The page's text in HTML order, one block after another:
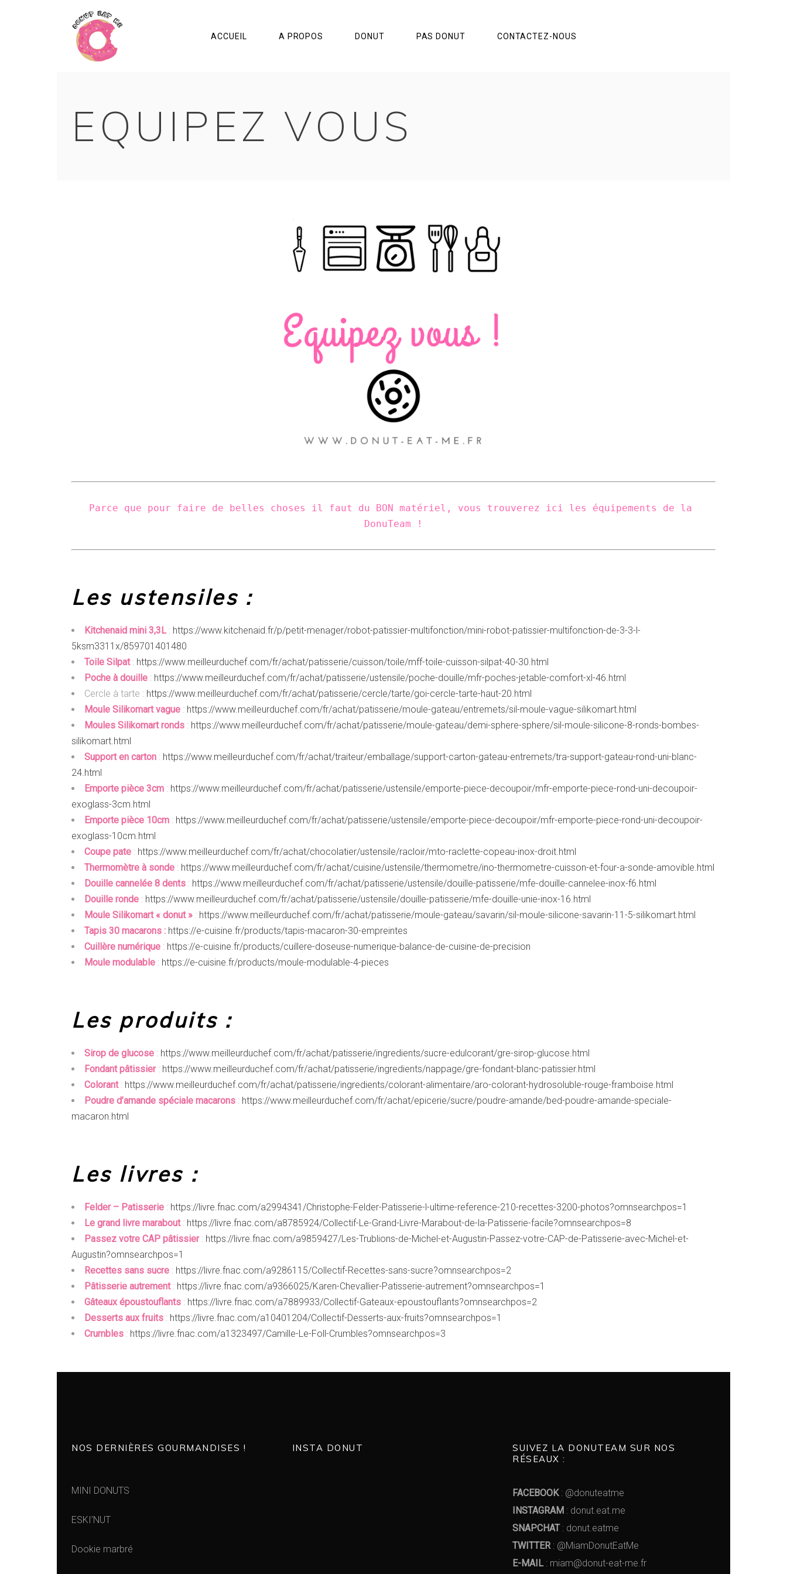
ACCUEIL A PROPOS DONUT PAS DONUT CONTACTEZ-NOUS
EQUIPEZ VOUS
Parce que pour faire de belles choses il faut du BON matériel, vous trouverez ici les équipements de la
DonuTeam !
Les ustensiles :
Kitchenaid mini 3,3L : https://www.kitchenaid.fr/p/petit-menager/robot-patissier-multifonction/mini-robot-patissier-multifonction-de-3-3-l-
5ksm3311x/859701401480
Toile Silpat: https://www.meilleurduchef.com/fr/achat/patisserie/cuisson/toile/mff-toile-cuisson-silpat-40-30.html
Poche à douille : https://www.meilleurduchef.com/fr/achat/patisserie/ustensile/poche-douille/mfr-poches-jetable-comfort-xl-46.html
Cercle à tarte : https://www.meilleurduchef.com/fr/achat/patisserie/cercle/tarte/goi-cercle-tarte-haut-20.html
Moule Silikomart vague : https://www.meilleurduchef.com/fr/achat/patisserie/moule-gateau/entremets/sil-moule-vague-silikomart.html
Moules Silikomart ronds : https://www.meilleurduchef.com/fr/achat/patisserie/moule-gateau/demi-sphere-sphere/sil-moule-silicone-8-ronds-bombes-
silikomart.html
Support en carton : https://www.meilleurduchef.com/fr/achat/traiteur/emballage/support-carton-gateau-entremets/tra-support-gateau-rond-uni-blanc-
24.html
Emporte pièce 3cm : https://www.meilleurduchef.com/fr/achat/patisserie/ustensile/emporte-piece-decoupoir/mfr-emporte-piece-rond-uni-decoupoir-
exoglass-3cm.html
Emporte pièce 10cm : https://www.meilleurduchef.com/fr/achat/patisserie/ustensile/emporte-piece-decoupoir/mfr-emporte-piece-rond-uni-decoupoir-
exoglass-10cm.html
Coupe pate : https://www.meilleurduchef.com/fr/achat/chocolatier/ustensile/racloir/mto-raclette-copeau-inox-droit.html
Thermomètre à sonde : https://www.meilleurduchef.com/fr/achat/cuisine/ustensile/thermometre/ino-thermometre-cuisson-et-four-a-sonde-amovible.html
Douille cannelée 8 dents : https://www.meilleurduchef.com/fr/achat/patisserie/ustensile/douille-patisserie/mfe-douille-cannelee-inox-f6.html
Douille ronde : https://www.meilleurduchef.com/fr/achat/patisserie/ustensile/douille-patisserie/mfe-douille-unie-inox-16.html
Moule Silikomart « donut » : https://www.meilleurduchef.com/fr/achat/patisserie/moule-gateau/savarin/sil-moule-silicone-savarin-11-5-silikomart.html
Tapis 30 macarons : https://e-cuisine.fr/products/tapis-macaron-30-empreintes
Cuillère numérique : https://e-cuisine.fr/products/cuillere-doseuse-numerique-balance-de-cuisine-de-precision
Moule modulable : https://e-cuisine.fr/products/moule-modulable-4-pieces
Les produits :
Sirop de glucose : https://www.meilleurduchef.com/fr/achat/patisserie/ingredients/sucre-edulcorant/gre-sirop-glucose.html
Fondantpâtissier : https://www.meilleurduchef.com/fr/achat/patisserie/ingredients/nappage/gre-fondant-blanc-patissier.html
Colorant : https://www.meilleurduchef.com/fr/achat/patisserie/ingredients/colorant-alimentaire/aro-colorant-hydrosoluble-rouge-framboise.html
Poudre d’amande spéciale macarons : https://www.meilleurduchef.com/fr/achat/epicerie/sucre/poudre-amande/bed-poudre-amande-speciale-
macaron.html
Les livres :
Felder – Patisserie : https://livre.fnac.com/a2994341/Christophe-Felder-Patisserie-l-ultime-reference-210-recettes-3200-photos?omnsearchpos=1
Le grand livre marabout: https://livre.fnac.com/a8785924/Collectif-Le-Grand-Livre-Marabout-de-la-Patisserie-facile?omnsearchpos=8
Passez votre CAP pâtissier : https://livre.fnac.com/a9859427/Les-Trublions-de-Michel-et-Augustin-Passez-votre-CAP-de-Patisserie-avec-Michel-et-
Augustin?omnsearchpos=1
Recettes sans sucre : https://livre.fnac.com/a9286115/Collectif-Recettes-sans-sucre?omnsearchpos=2
Pâtisserie autrement: https://livre.fnac.com/a9366025/Karen-Chevallier-Patisserie-autrement?omnsearchpos=1
Gâteaux époustouflants : https://livre.fnac.com/a7889933/Collectif-Gateaux-epoustouflants?omnsearchpos=2
Desserts aux fruits : https://livre.fnac.com/a10401204/Collectif-Desserts-aux-fruits?omnsearchpos=1
Crumbles : https://livre.fnac.com/a1323497/Camille-Le-Foll-Crumbles?omnsearchpos=3
NOS DERNIÈRES GOURMANDISES !
MINI DONUTS
ESKI’NUT
Dookie marbré
INSTA DONUT
SUIVEZ LA DONUTEAM SUR NOS
RÉSEAUX :
FACEBOOK: @donuteatme
INSTAGRAM : donut.eat.me
SNAPCHAT: donut.eatme
TWITTER: @MiamDonutEatMe
E-MAIL: miam@donut-eat-me.fr